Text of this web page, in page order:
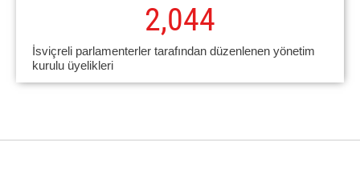
İsviçreli parlamenterler tarafından düzenlenen yönetim
kurulu üyelikleri
2,045